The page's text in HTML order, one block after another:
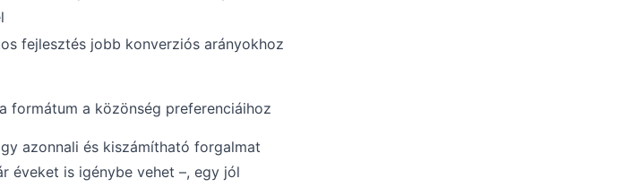
fejlesztés jobb konverziós arányokhoz
formátum a közönség preferenciáihoz
azonnali és kiszámítható forgalmat
éveket is igénybe vehet –, egy jól